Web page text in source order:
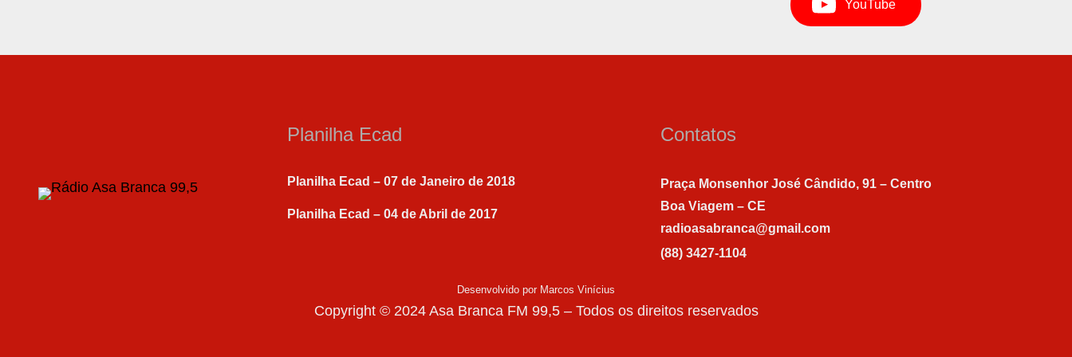
YouTube
Planilha Ecad
Planilha Ecad – 07 de Janeiro de 2018
Planilha Ecad – 04 de Abril de 2017
Contatos
Praça Monsenhor José Cândido, 91 – Centro
Boa Viagem – CE
radioasabranca@gmail.com
(88) 3427-1104
Desenvolvido por Marcos Vinícius
Copyright © 2024 Asa Branca FM 99,5 – Todos os direitos reservados